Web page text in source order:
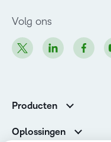
Volg ons
Producten
Diensten en ondersteuning
Oplossingen